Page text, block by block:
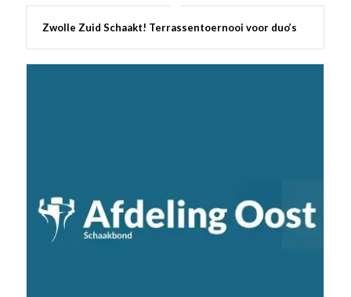
Zwolle Zuid Schaakt! Terrassentoernooi voor duo’s